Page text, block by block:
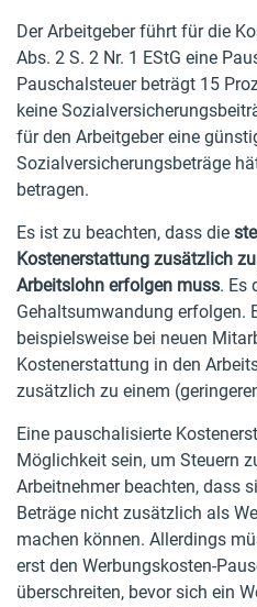
Der Arbeitgeber führt für die
Abs. 2 S. 2 Nr. 1 EStG eine
Pauschalsteuer beträgt 15
keine
für den Arbeitgeber eine
Sozialversicherungsbeträge
betragen.
Es ist zu beachten, dass die
Kostenerstattung zusätzlich
Arbeitslohn erfolgen muss. Es
Gehaltsumwandung erfolgen.
beispielsweise bei neuen
Kostenerstattung in den
zusätzlich zu einem
Eine pauschalisierte
Möglichkeit sein, um Steuern
Arbeitnehmer beachten, dass
Beträge nicht zusätzlich als
machen können. Allerdings
erst den Werbungskosten-
überschreiten, bevor sich ein